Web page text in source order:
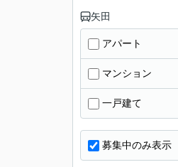
矢田
アパート
マンション
一戸建て
募集中のみ表示